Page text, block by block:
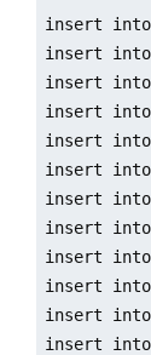
insert into
insert into
insert into
insert into
insert into
insert into
insert into
insert into
insert into
insert into
insert into
insert into